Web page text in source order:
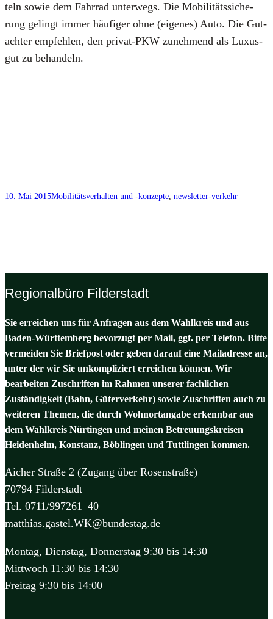
teln sowie dem Fahr­rad unter­wegs. Die Mobi­li­täts­si­che­
rung gelingt immer häu­fi­ger ohne (eige­nes) Auto. Die Gut­
ach­ter emp­feh­len, den pri­vat-PKW zuneh­mend als Luxus­
gut zu behan­deln.
10. Mai 2015Mobilitätsverhalten und -konzepte newsletter-verkehr
Regionalbüro Filderstadt
Sie erreichen uns für Anfragen aus dem Wahlkreis und aus
Baden-Württemberg bevorzugt per Mail, ggf. per Telefon. Bitte
vermeiden Sie Briefpost oder geben darauf eine Mailadresse an,
unter der wir Sie unkompliziert erreichen können. Wir
bearbeiten Zuschriften im Rahmen unserer fachlichen
Zuständigkeit (Bahn, Güterverkehr) sowie Zuschriften auch zu
weiteren Themen, die durch Wohnortangabe erkennbar aus
dem Wahlkreis Nürtingen und meinen Betreuungskreisen
Heidenheim, Konstanz, Böblingen und Tuttlingen kommen.
Aicher Straße 2 (Zugang über Rosenstraße)
70794 Filderstadt
Tel. 0711/997261–40
matthias.gastel.WK@bundestag.de
Montag, Dienstag, Donnerstag 9:30 bis 14:30
Mittwoch 11:30 bis 14:30
Freitag 9:30 bis 14:00